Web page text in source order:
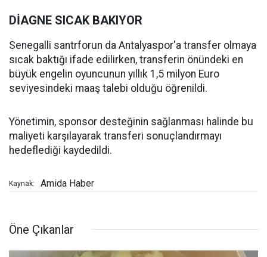
DİAGNE SICAK BAKIYOR
Senegalli santrforun da Antalyaspor'a transfer olmaya
sıcak baktığı ifade edilirken, transferin önündeki en
büyük engelin oyuncunun yıllık 1,5 milyon Euro
seviyesindeki maaş talebi olduğu öğrenildi.
Yönetimin, sponsor desteğinin sağlanması halinde bu
maliyeti karşılayarak transferi sonuçlandırmayı
hedeflediği kaydedildi.
Kaynak: Amida Haber
Öne Çıkanlar